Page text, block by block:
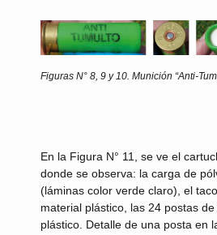
Figuras N° 8, 9 y 10. Munición “Anti-
En la Figura N° 11, se ve el
donde se observa: la carga de
(láminas color verde claro), el
material plástico, las 24 postas
plástico. Detalle de una posta en